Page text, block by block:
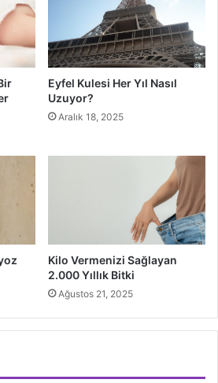
Eyfel Kulesi Her Yıl Nasıl
Uzuyor?
Aralık 18, 2025
Kilo Vermenizi Sağlayan
2.000 Yıllık Bitki
Ağustos 21, 2025